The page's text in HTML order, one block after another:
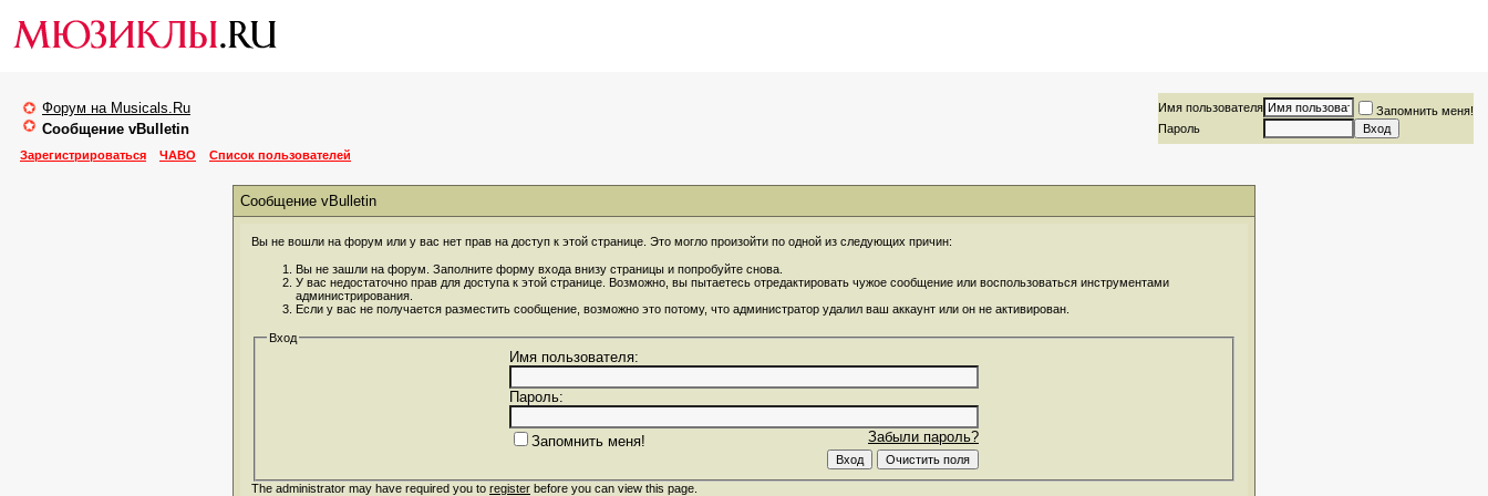
Форум на Musicals.Ru
Сообщение vBulletin
Имя пользователя
Запомнить меня!
Пароль
Зарегистрироваться
ЧАВО Список пользователей
Сообщение vBulletin
Вы не вошли на форум или у вас нет прав на доступ к этой странице. Это могло произойти по одной из следующих причин:
Вы не зашли на форум. Заполните форму входа внизу страницы и попробуйте снова.
У вас недостаточно прав для доступа к этой странице. Возможно, вы пытаетесь отредактировать чужое сообщение или воспользоваться инструментами
администрирования.
Если у вас не получается разместить сообщение, возможно это потому, что администратор удалил ваш аккаунт или он не активирован.
Вход
Имя пользователя:
Пароль:
Забыли пароль?
Запомнить меня!
The administrator may have required you to register before you can view this page.